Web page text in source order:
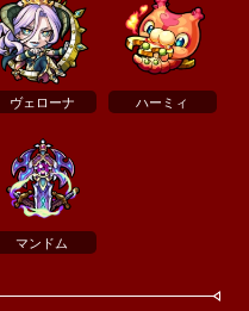
ヴェローナ ハーミィ
マンドム